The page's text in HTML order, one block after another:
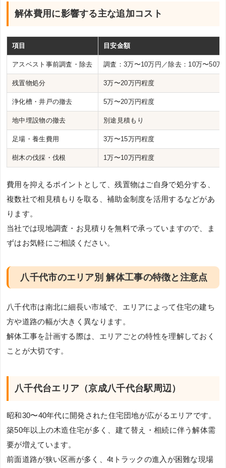
解体費用に影響する主な追加コスト
項目 目安金額
アスベスト事前調査・除去 調査：3万〜10万円／除去：10万〜50万
残置物処分 3万〜20万円程度
浄化槽・井戸の撤去 5万〜20万円程度
地中埋設物の撤去 別途見積もり
足場・養生費用 3万〜15万円程度
樹木の伐採・伐根 1万〜10万円程度
費用を抑えるポイントとして、残置物はご自身で処分する、
複数社で相見積もりを取る、補助金制度を活用するなどがあ
ります。
当社では現地調査・お見積りを無料で承っていますので、ま
ずはお気軽にご相談ください。
八千代市のエリア別 解体工事の特徴と注意点
八千代市は南北に細長い市域で、エリアによって住宅の建ち
方や道路の幅が大きく異なります。
解体工事を計画する際は、エリアごとの特性を理解しておく
ことが大切です。
八千代台エリア（京成八千代台駅周辺）
昭和30〜40年代に開発された住宅団地が広がるエリアです。
築50年以上の木造住宅が多く、建て替え・相続に伴う解体需
要が増えています。
前面道路が狭い区画が多く、4tトラックの進入が困難な現場